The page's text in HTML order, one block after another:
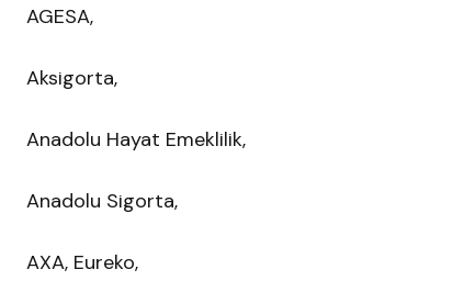
AGESA,
Aksigorta,
Anadolu Hayat Emeklilik,
Anadolu Sigorta,
AXA, Eureko,